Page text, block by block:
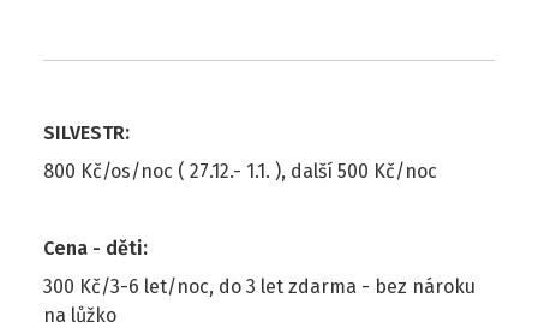
SILVESTR:
800 Kč/os/noc ( 27.12.- 1.1. ), další 500 Kč/noc
Cena - děti:
300 Kč/3-6 let/noc, do 3 let zdarma - bez nároku
na lůžko